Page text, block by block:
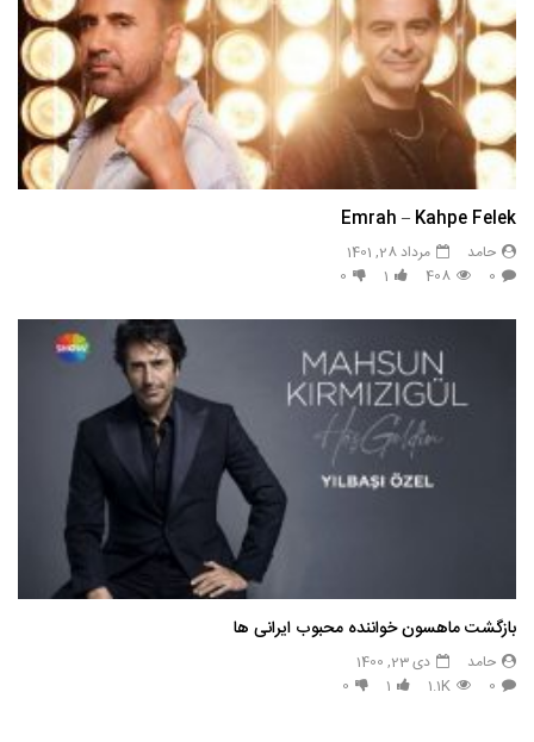
Emrah – Kahpe Felek
حامد
مرداد 28, 1401
0
408
1
0
بازگشت ماهسون خواننده محبوب ایرانی ها
حامد
دی 23, 1400
0
1.1K
1
0